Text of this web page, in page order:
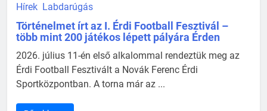
Hírek Labdarúgás
Történelmet írt az I. Érdi Football Fesztivál –
több mint 200 játékos lépett pályára Érden
2026. július 11-én első alkalommal rendeztük meg az
Érdi Football Fesztivált a Novák Ferenc Érdi
Sportközpontban. A torna már az ...